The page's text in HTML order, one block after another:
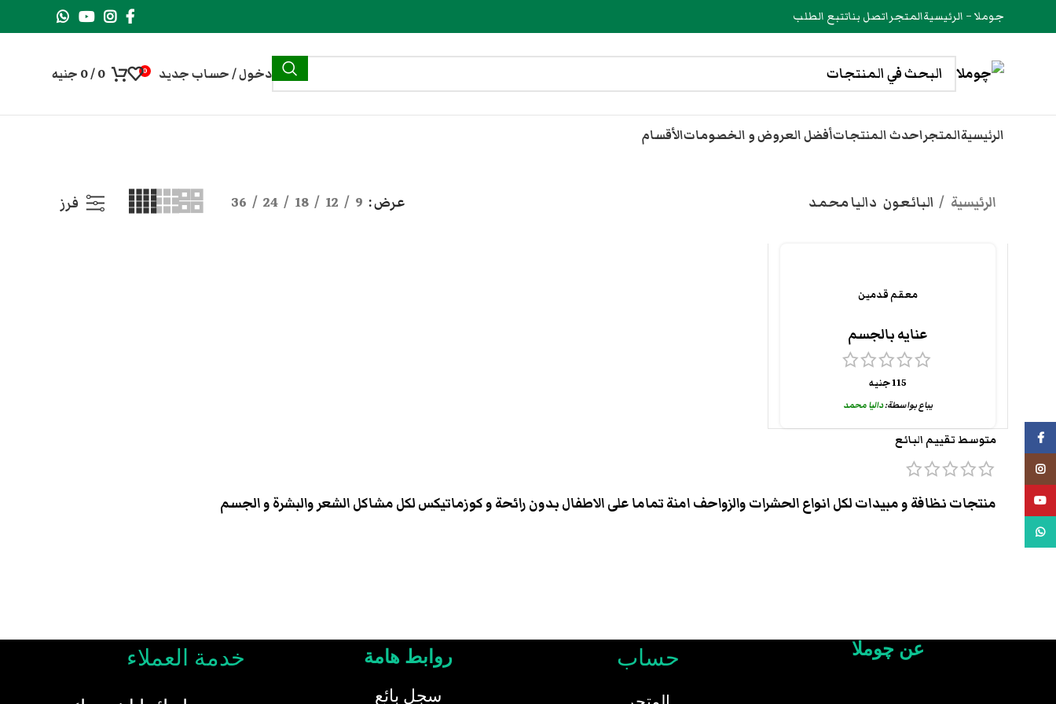
جوملا – الرئيسيةالمتجراتصل بناتتبع الطلب
دخول / حساب جديد 0
0
/
0 جنيه
الرئيسيةالمتجراحدث المنتجاتأفضل العروض و الخصوماتالأقسام
الرئيسية البائعون داليا محمد عرض 9
12
18
24
36 فرز
معقم قدمين
عنايه بالجسم
115جنيه
يباع بواسطة:داليا محمد
متوسط تقييم البائع
منتجات نظافة و مبيدات لكل انواع الحشرات والزواحف امنة تماما على الاطفال بدون رائحة و كوزماتيكس لكل مشاكل الشعر والبشرة و الجسم
عن چوملا حساب روابط هامة
سجل بائع
خدمة العملاء
فيسبوك
انستجرام
يوتيوب